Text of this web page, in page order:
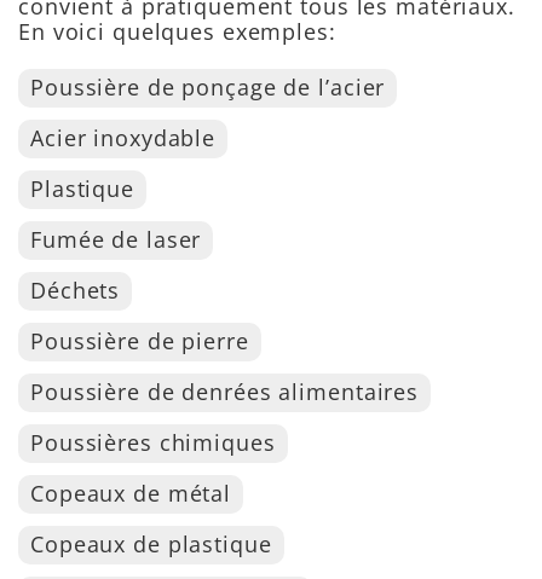
convient à pratiquement tous les matériaux.
En voici quelques exemples:
Poussière de ponçage de l’acier
Acier inoxydable
Plastique
Fumée de laser
Déchets
Poussière de pierre
Poussière de denrées alimentaires
Poussières chimiques
Copeaux de métal
Copeaux de plastique